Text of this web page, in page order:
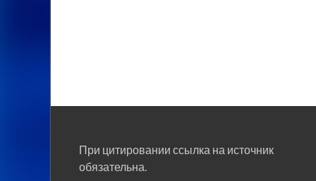
При цитировании ссылка на источник
обязательна.